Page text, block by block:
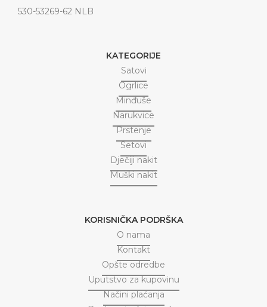
530-53269-62 NLB
KATEGORIJE
Satovi
Ogrlice
Minđuše
Narukvice
Prstenje
Setovi
Dječiji nakit
Muški nakit
KORISNIČKA PODRŠKA
O nama
Kontakt
Opšte odredbe
Uputstvo za kupovinu
Načini plaćanja